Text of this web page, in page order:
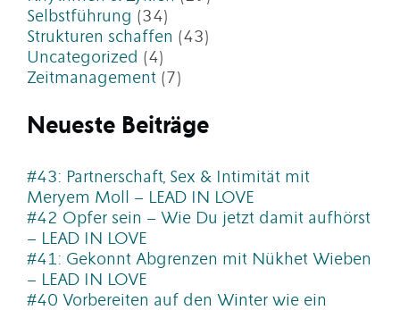
Selbstführung (34)
Strukturen schaffen (43)
Uncategorized (4)
Zeitmanagement (7)
Neueste Beiträge
#43: Partnerschaft, Sex & Intimität mit
Meryem Moll – LEAD IN LOVE
#42 Opfer sein – Wie Du jetzt damit aufhörst
– LEAD IN LOVE
#41: Gekonnt Abgrenzen mit Nükhet Wieben
– LEAD IN LOVE
#40 Vorbereiten auf den Winter wie ein